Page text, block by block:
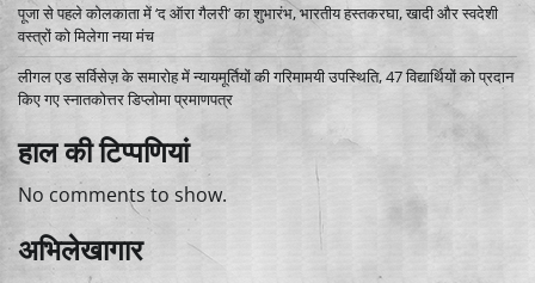
पूजा से पहले कोलकाता में ‘द ऑरा गैलरी’ का शुभारंभ, भारतीय हस्तकरघा, खादी और स्वदेशी
वस्त्रों को मिलेगा नया मंच
लीगल एड सर्विसेज़ के समारोह में न्यायमूर्तियों की गरिमामयी उपस्थिति, 47 विद्यार्थियों को प्रदान
किए गए स्नातकोत्तर डिप्लोमा प्रमाणपत्र
हाल की टिप्पणियां
No comments to show.
अभिलेखागार